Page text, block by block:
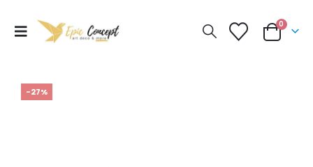
0
-27%